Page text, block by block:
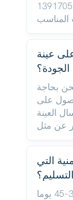
نتمكن من التأكد من
عينة
نحن بحاجة
الحصول على
العينة
التي